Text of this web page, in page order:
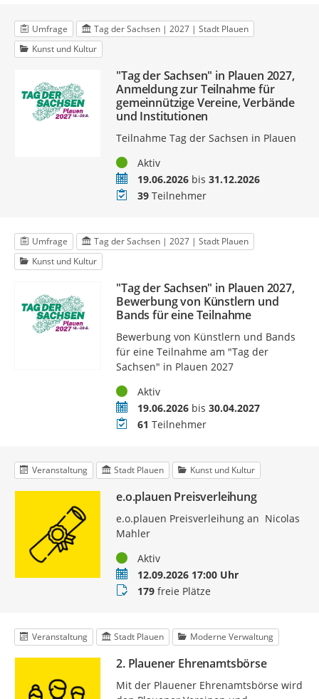
Umfrage
Tag der Sachsen | 2027 | Stadt Plauen
Kunst und Kultur
"Tag der Sachsen" in Plauen 2027,
Anmeldung zur Teilnahme für
gemeinnützige Vereine, Verbände
und Institutionen
Teilnahme Tag der Sachsen in Plauen
StatusAktiv
Zeitraum19.06.2026bis 31.12.2026
Teilnehmer
39Teilnehmer
Umfrage
Tag der Sachsen | 2027 | Stadt Plauen
Kunst und Kultur
"Tag der Sachsen" in Plauen 2027,
Bewerbung von Künstlern und
Bands für eine Teilnahme
Bewerbung von Künstlern und Bands
für eine Teilnahme am "Tag der
Sachsen" in Plauen 2027
StatusAktiv
Zeitraum19.06.2026bis 30.04.2027
Teilnehmer
61 Teilnehmer
Veranstaltung Stadt Plauen Kunst und Kultur
e.o.plauen Preisverleihung
e.o.plauen Preisverleihung an Nicolas
Mahler
StatusAktiv
Termin12.09.2026 17:00 Uhr
Buchungsstatus
179freie Plätze
Veranstaltung Stadt Plauen Moderne Verwaltung
2. Plauener Ehrenamtsbörse
Mit der Plauener Ehrenamtsbörse wird